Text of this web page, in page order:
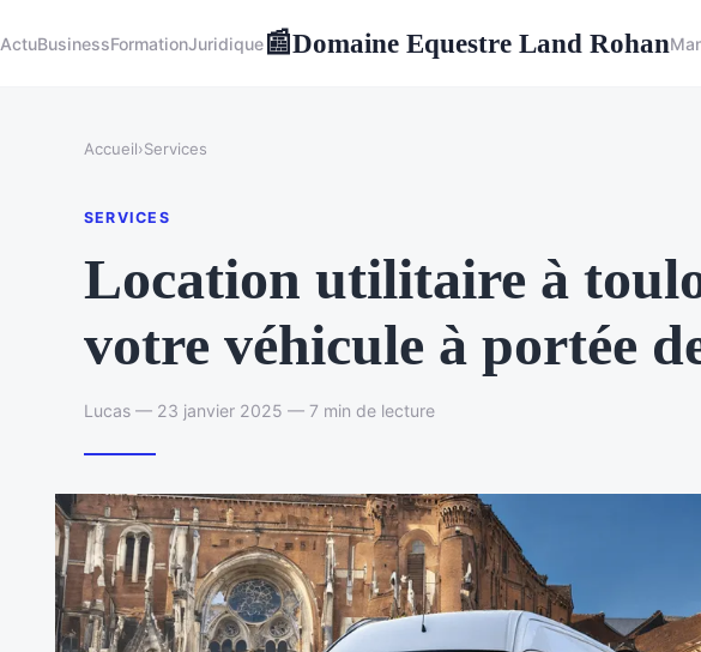
ActuBusinessFormationJuridique📰Domaine Equestre Land Rohan
Accueil›Services
SERVICES
Location utilitaire à
votre véhicule à portée
Lucas — 23 janvier 2025 — 7 min de lecture